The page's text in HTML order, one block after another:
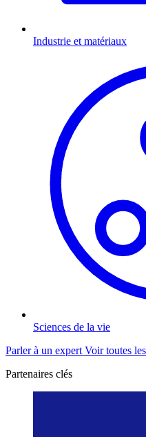
Industrie et matériaux
Sciences de la vie
Parler à un expert Voir toutes
Partenaires clés